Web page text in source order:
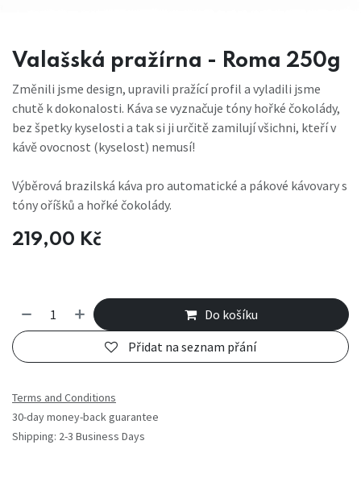
Valašská pražírna - Roma 250g
Změnili jsme design, upravili pražící profil a vyladili jsme
chutě k dokonalosti. Káva se vyznačuje tóny hořké čokolády,
bez špetky kyselosti a tak si ji určitě zamilují všichni, kteří v
kávě ovocnost (kyselost) nemusí!
Výběrová brazilská káva pro automatické a pákové kávovary s
tóny oříšků a hořké čokolády.
219,00 Kč
Do košíku
Přidat na seznam přání
Terms and Conditions
30-day money-back guarantee
Shipping: 2-3 Business Days